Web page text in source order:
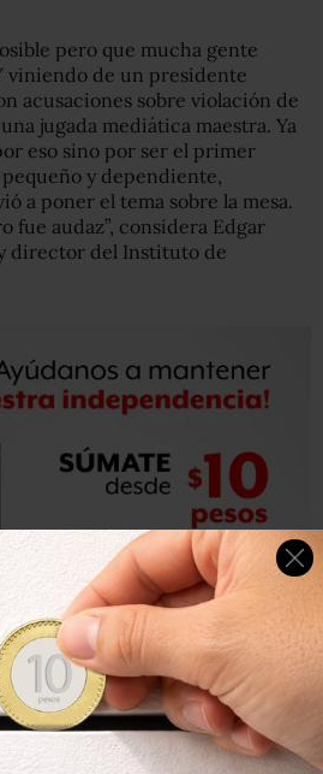
pero que mucha gente
viniendo de un presidente
acusaciones sobre violación de
jugada mediática maestra. Ya
eso sino por ser el primer
y dependiente,
a poner el tema sobre la mesa.
fue audaz”, considera Edgar
director del Instituto de
Pérez Molina convocó a una
en Antigua Guatemala para
los asistentes sólo estuvieron